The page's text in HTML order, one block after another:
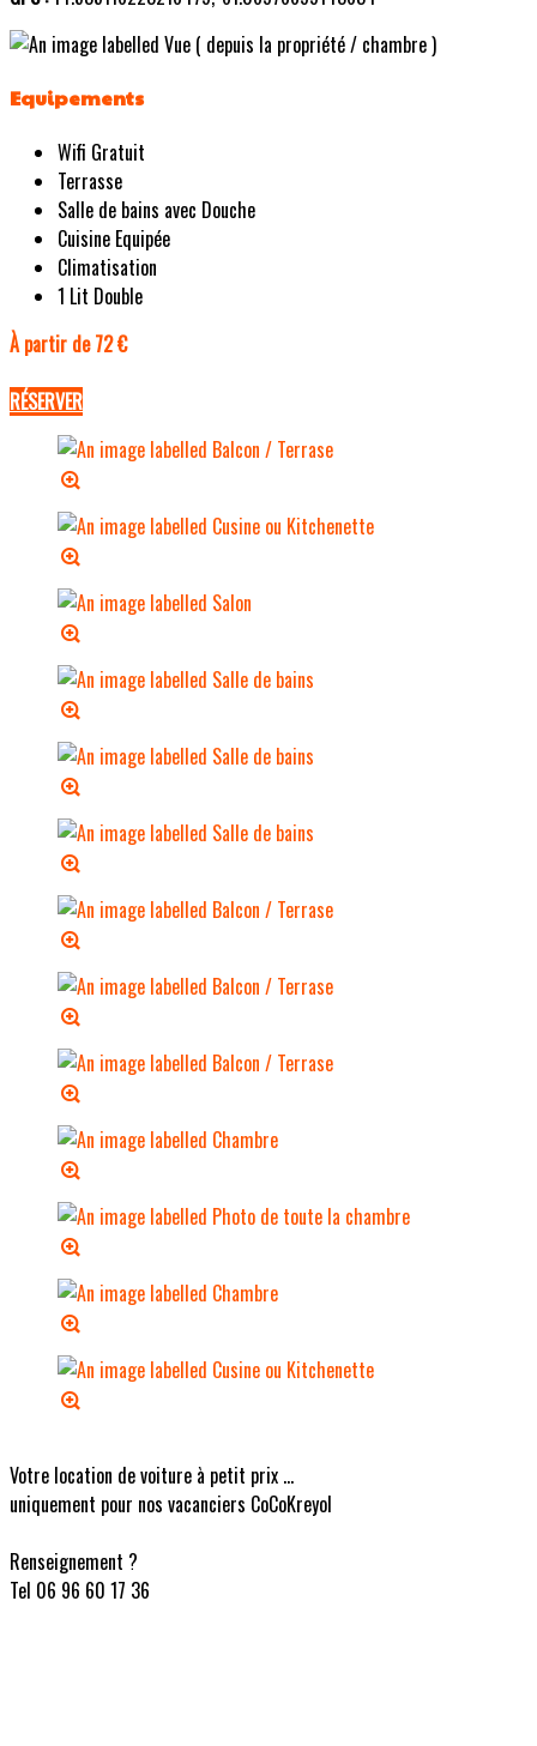
Equipements
Wifi Gratuit
Terrasse
Salle de bains avec Douche
Cuisine Equipée
Climatisation
1 Lit Double
À partir de 72 €
RÉSERVER
Votre location de voiture à petit prix ...
uniquement pour nos vacanciers CoCoKreyol
Renseignement ?
Tel 06 96 60 17 36